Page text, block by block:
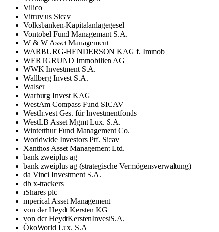
Vilico
Vitruvius Sicav
Volksbanken-Kapitalanlagegesel
Vontobel Fund Managemant S.A.
W & W Asset Management
WARBURG-HENDERSON KAG f. Immob
WERTGRUND Immobilien AG
WWK Investment S.A.
Wallberg Invest S.A.
Walser
Warburg Invest KAG
WestAm Compass Fund SICAV
WestInvest Ges. für Investmentfonds
WestLB Asset Mgmt Lux. S.A.
Winterthur Fund Management Co.
Worldwide Investors Ptf. Sicav
Xanthos Asset Management Ltd.
bank zweiplus ag
bank zweiplus ag (strategische Vermögensverwaltung)
da Vinci Investment S.A.
db x-trackers
iShares plc
mperical Asset Management
von der Heydt Kersten KG
von der HeydtKerstenInvestS.A.
ÖkoWorld Lux. S.A.